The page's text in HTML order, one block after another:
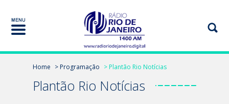
Home > Programação > Plantão Rio Notícias
Plantão Rio Notícias